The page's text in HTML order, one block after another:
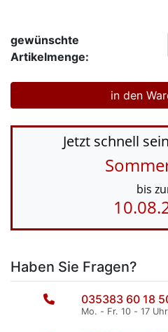
gewünschte
Artikelmenge:
Jetzt schnell
bis
Haben Sie Fragen?
035383 60 18
Mo. - Fr. 10 - 17 Uhr